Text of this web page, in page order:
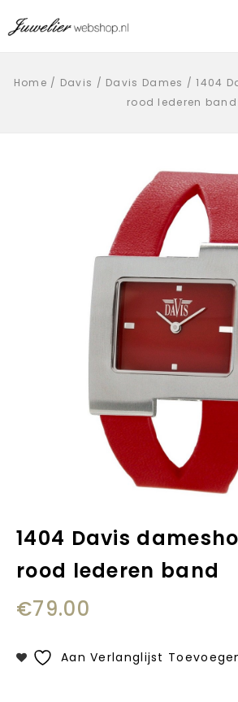
Home / Davis / Davis Dames /1404
rood lederen band
1404 Davis
rood lederen band
€79.00
Aan Verlanglijst